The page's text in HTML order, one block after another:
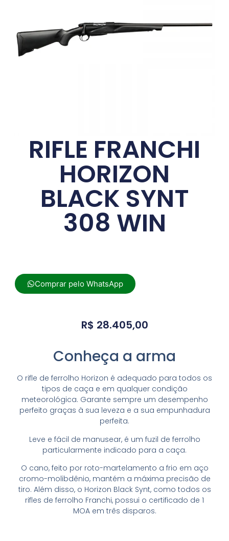
RIFLE FRANCHI
HORIZON
BLACK SYNT
308 WIN
Comprar pelo WhatsApp
R$ 28.405,00
Conheça a arma
O rifle de ferrolho Horizon é adequado para todos os
tipos de caça e em qualquer condição
meteorológica. Garante sempre um desempenho
perfeito graças à sua leveza e a sua empunhadura
perfeita.
Leve e fácil de manusear, é um fuzil de ferrolho
particularmente indicado para a caça.
O cano, feito por roto-martelamento a frio em aço
cromo-molibdênio, mantém a máxima precisão de
tiro. Além disso, o Horizon Black Synt, como todos os
rifles de ferrolho Franchi, possui o certificado de 1
MOA em três disparos.